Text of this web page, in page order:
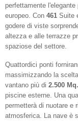
perfettamente
europeo. Con 461 Suite
godere di viste
altezza e alle terrazze
spaziose del settore.
Quattordici ponti
massimizzando la
vantano più di 2.500 Mq.
piscine esterne. Una
permetterà di nuotare e
atmosferica. La nave è